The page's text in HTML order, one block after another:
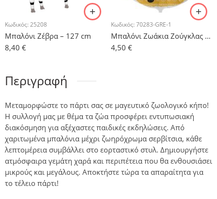
Κωδικός: 25208
Μπαλόνι Ζέβρα – 127 cm
8,40 €
Κωδικός: 70283-GRE-1
Μπαλόνι Ζωάκια Ζούγκλας Σαφάρι – 45 cm
4,50 €
Περιγραφή
Μεταμορφώστε το πάρτι σας σε μαγευτικό ζωολογικό κήπο!
Η συλλογή μας με θέμα τα ζώα προσφέρει εντυπωσιακή
διακόσμηση για αξέχαστες παιδικές εκδηλώσεις. Από
χαριτωμένα μπαλόνια μέχρι ζωηρόχρωμα σερβίτσια, κάθε
λεπτομέρεια συμβάλλει στο εορταστικό στυλ. Δημιουργήστε
ατμόσφαιρα γεμάτη χαρά και περιπέτεια που θα ενθουσιάσει
μικρούς και μεγάλους. Αποκτήστε τώρα τα απαραίτητα για
το τέλειο πάρτι!